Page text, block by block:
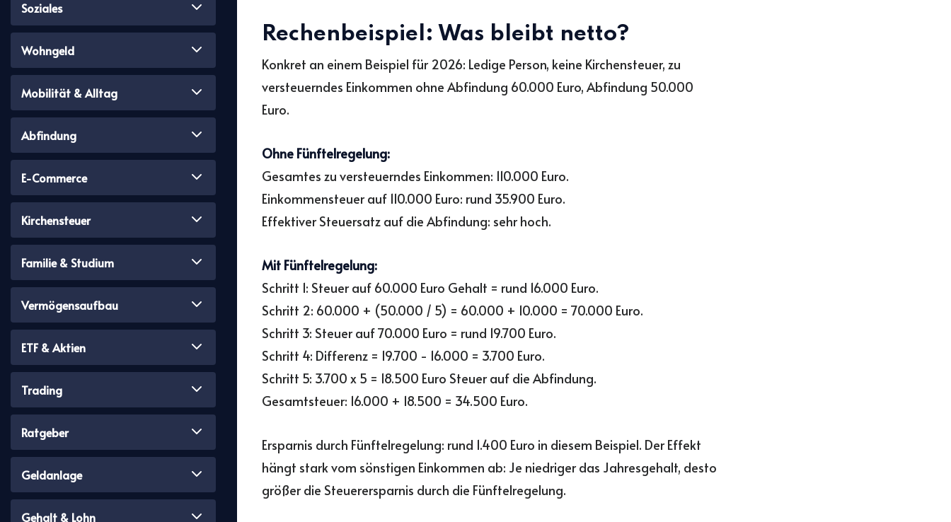
Soziales
Wohngeld
Mobilität & Alltag
Abfindung
E-Commerce
Kirchensteuer
Familie & Studium
Vermögensaufbau
ETF & Aktien
Trading
Ratgeber
Geldanlage
Gehalt & Lohn
Rechenbeispiel: Was bleibt netto?
Konkret an einem Beispiel für 2026: Ledige Person, keine Kirchensteuer, zu
versteuerndes Einkommen ohne Abfindung 60.000 Euro, Abfindung 50.000
Euro.
Ohne Fünftelregelung:
Gesamtes zu versteuerndes Einkommen: 110.000 Euro.
Einkommensteuer auf 110.000 Euro: rund 35.900 Euro.
Effektiver Steuersatz auf die Abfindung: sehr hoch.
Mit Fünftelregelung:
Schritt 1: Steuer auf 60.000 Euro Gehalt = rund 16.000 Euro.
Schritt 2: 60.000 + (50.000 / 5) = 60.000 + 10.000 = 70.000 Euro.
Schritt 3: Steuer auf 70.000 Euro = rund 19.700 Euro.
Schritt 4: Differenz = 19.700 - 16.000 = 3.700 Euro.
Schritt 5: 3.700 x 5 = 18.500 Euro Steuer auf die Abfindung.
Gesamtsteuer: 16.000 + 18.500 = 34.500 Euro.
Ersparnis durch Fünftelregelung: rund 1.400 Euro in diesem Beispiel. Der Effekt
hängt stark vom sönstigen Einkommen ab: Je niedriger das Jahresgehalt, desto
größer die Steuerersparnis durch die Fünftelregelung.